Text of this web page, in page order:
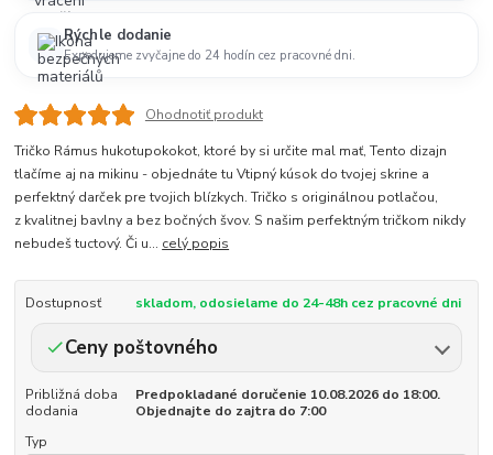
Rýchle dodanie
Expedujeme zvyčajne do 24 hodín cez pracovné dni.
Ohodnotiť produkt
Tričko Rámus hukotupokokot, ktoré by si určite mal mať, Tento dizajn
tlačíme aj na mikinu - objednáte tu Vtipný kúsok do tvojej skrine a
perfektný darček pre tvojich blízkych. Tričko s originálnou potlačou,
z kvalitnej bavlny a bez bočných švov. S našim perfektným tričkom nikdy
nebudeš tuctový. Či u... celý popis
Dostupnosť skladom, odosielame do 24-48h cez pracovné dni
Ceny poštovného
Približná doba
dodania
Predpokladané doručenie 10.08.2026 do 18:00.
Objednajte do zajtra do 7:00
Typ